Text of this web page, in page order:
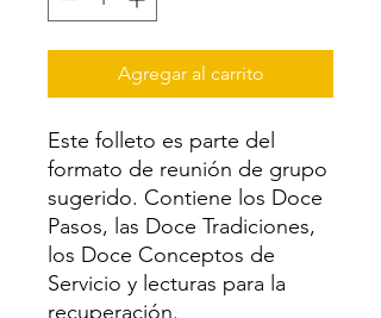
Agregar al carrito
Este folleto es parte del
formato de reunión de grupo
sugerido. Contiene los Doce
Pasos, las Doce Tradiciones,
los Doce Conceptos de
Servicio y lecturas para la
recuperación.